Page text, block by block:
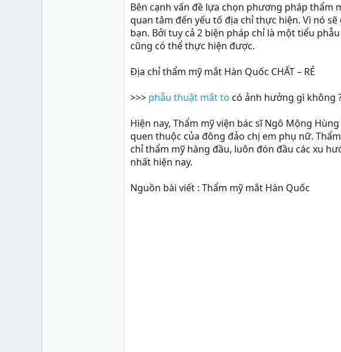
Bên cạnh vấn đề lựa chọn phương pháp thẩm
quan tâm đến yếu tố địa chỉ thực hiện. Vì nó
bạn. Bởi tuy cả 2 biện pháp chỉ là một tiểu
cũng có thể thực hiện được.
Địa chỉ thẩm mỹ mắt Hàn Quốc CHẤT – RẺ
>>> phẫu thuật mắt to có ảnh hưởng gì không
Hiện nay, Thẩm mỹ viện bác sĩ Ngô Mộng
quen thuộc của đông đảo chị em phụ nữ.
chỉ thẩm mỹ hàng đầu, luôn đón đầu các xu
nhất hiện nay.
Nguồn bài viết : Thẩm mỹ mắt Hàn Quốc